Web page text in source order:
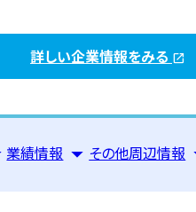
詳しい企業情報をみる open_in_new
業績情報 その他周辺情報